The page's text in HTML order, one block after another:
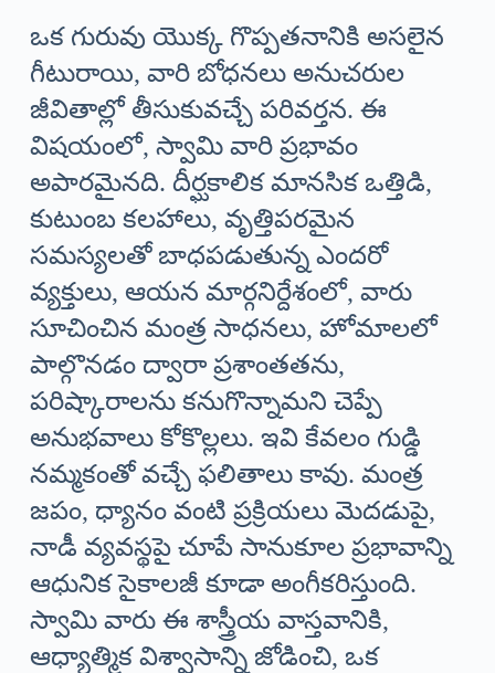
ఒక గురువు యొక్క గొప్పతనానికి అసలైన
గీటురాయి, వారి బోధనలు అనుచరుల
జీవితాల్లో తీసుకువచ్చే పరివర్తన. ఈ
విషయంలో, స్వామి వారి ప్రభావం
అపారమైనది. దీర్ఘకాలిక మానసిక ఒత్తిడి,
కుటుంబ కలహాలు, వృత్తిపరమైన
సమస్యలతో బాధపడుతున్న ఎందరో
వ్యక్తులు, ఆయన మార్గనిర్దేశంలో, వారు
సూచించిన మంత్ర సాధనలు, హోమాలలో
పాల్గొనడం ద్వారా ప్రశాంతతను,
పరిష్కారాలను కనుగొన్నామని చెప్పే
అనుభవాలు కోకొల్లలు. ఇవి కేవలం గుడ్డి
నమ్మకంతో వచ్చే ఫలితాలు కావు. మంత్ర
జపం, ధ్యానం వంటి ప్రక్రియలు మెదడుపై,
నాడీ వ్యవస్థపై చూపే సానుకూల ప్రభావాన్ని
ఆధునిక సైకాలజీ కూడా అంగీకరిస్తుంది.
స్వామి వారు ఈ శాస్త్రీయ వాస్తవానికి,
ఆధ్యాత్మిక విశ్వాసాన్ని జోడించి, ఒక